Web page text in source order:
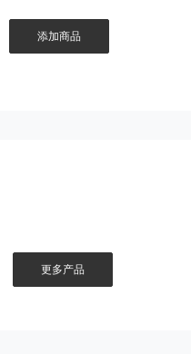
添加商品
更多产品